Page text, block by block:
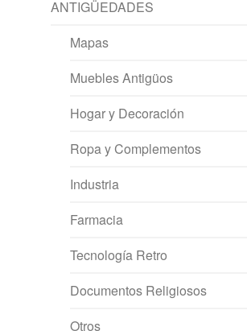
ANTIGÜEDADES
Mapas
Muebles Antigüos
Hogar y Decoración
Ropa y Complementos
Industria
Farmacia
Tecnología Retro
Documentos Religiosos
Otros